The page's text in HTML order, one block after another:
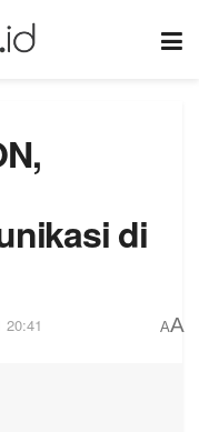
di
20:41 AA